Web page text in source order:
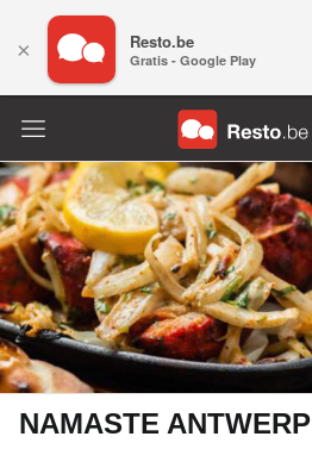
NAMASTE ANTWERP
× Resto.be
Gratis - Google Play